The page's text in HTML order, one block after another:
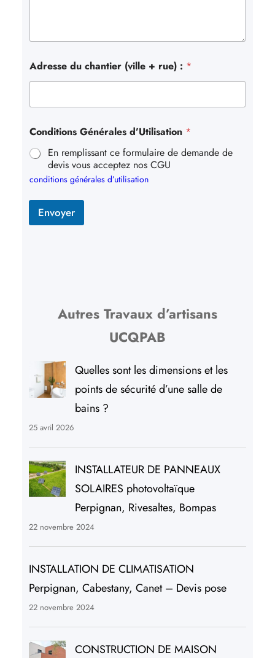
Adresse du chantier (ville + rue) : *
Conditions Générales d’Utilisation *
En remplissant ce formulaire de demande de
devis vous acceptez nos CGU
conditions générales d’utilisation
Envoyer
Autres Travaux d’artisans
UCQPAB
Quelles sont les dimensions et les
points de sécurité d’une salle de
bains ?
25 avril 2026
INSTALLATEUR DE PANNEAUX
SOLAIRES photovoltaïque
Perpignan, Rivesaltes, Bompas
22 novembre 2024
INSTALLATION DE CLIMATISATION
Perpignan, Cabestany, Canet – Devis pose
22 novembre 2024
CONSTRUCTION DE MAISON